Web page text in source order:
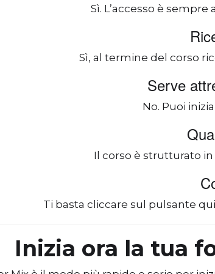
Sì. L’accesso è
Sì, al termine del corso
Serve
No. Puoi
Il corso è strutturato
Ti basta cliccare sul pulsante
Inizia ora la tua